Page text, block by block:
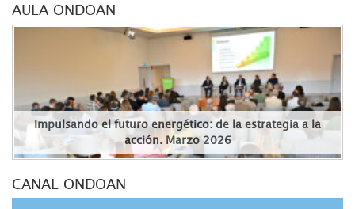
AULA ONDOAN
Impulsando el futuro energético: de la estrategia a la
acción. Marzo 2026
CANAL ONDOAN